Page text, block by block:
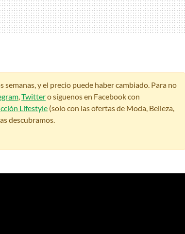
semanas, y el precio puede haber cambiado. Para no
,Twittero síguenos en Facebook con
Lifestyle (solo con las ofertas de Moda, Belleza,
descubramos.